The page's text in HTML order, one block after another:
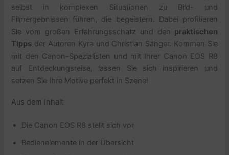
selbst in komplexen Situationen zu Bild- und
Filmergebnissen führen, die begeistern. Dabei profitieren
Sie vom großen Erfahrungsschatz und den praktischen
Tipps der Autoren Kyra und Christian Sänger. Kommen Sie
mit den Canon-Spezialisten und mit Ihrer Canon EOS R8
auf Entdeckungsreise, lassen Sie sich inspirieren und
setzen Sie Ihre Motive perfekt in Szene!
Aus dem Inhalt
Die Canon EOS R8 stellt sich vor
Bedienelemente in der Übersicht